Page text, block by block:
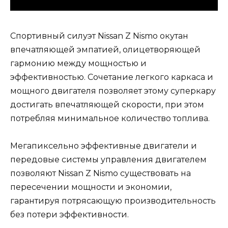
Спортивный силуэт Nissan Z Nismo окутан
впечатляющей эмпатией, олицетворяющей
гармонию между мощностью и
эффективностью. Сочетание легкого каркаса и
мощного двигателя позволяет этому суперкару
достигать впечатляющей скорости, при этом
потребляя минимальное количество топлива.
Мегапиксельно эффективные двигатели и
передовые системы управления двигателем
позволяют Nissan Z Nismo существовать на
пересечении мощности и экономии,
гарантируя потрясающую производительность
без потери эффективности.